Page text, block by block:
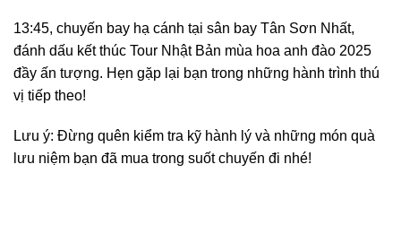
13:45, chuyến bay hạ cánh tại sân bay Tân Sơn Nhất,
đánh dấu kết thúc Tour Nhật Bản mùa hoa anh đào 2025
đầy ấn tượng. Hẹn gặp lại bạn trong những hành trình thú
vị tiếp theo!
Lưu ý: Đừng quên kiểm tra kỹ hành lý và những món quà
lưu niệm bạn đã mua trong suốt chuyến đi nhé!